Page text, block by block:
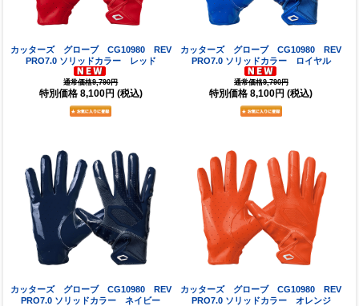
カッターズ グローブ CG10980 REV
PRO7.0 ソリッドカラー レッド
通常価格9,790円
特別価格 8,100円 (税込)
カッターズ グローブ CG10980 REV
PRO7.0 ソリッドカラー ロイヤル
通常価格9,790円
特別価格 8,100円 (税込)
カッターズ グローブ CG10980 REV
PRO7.0 ソリッドカラー ネイビー
カッターズ グローブ CG10980 REV
PRO7.0 ソリッドカラー オレンジ